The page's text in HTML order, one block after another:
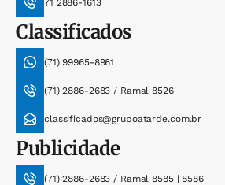
71 2886-1613
Classificados
(71) 99965-8961
(71) 2886-2683 / Ramal 8526
classificados@grupoatarde.com.br
Publicidade
(71) 2886-2683 / Ramal 8585 | 8586